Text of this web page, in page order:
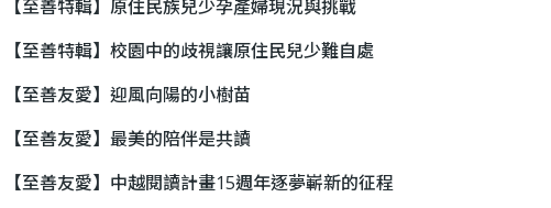
【至善特輯】原住民族兒少孕產婦現況與挑戰
【至善特輯】校園中的歧視讓原住民兒少難自處
【至善友愛】迎風向陽的小樹苗
【至善友愛】最美的陪伴是共讀
【至善友愛】中越閱讀計畫15週年逐夢嶄新的征程